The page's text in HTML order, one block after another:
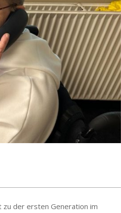
der ersten Generation im